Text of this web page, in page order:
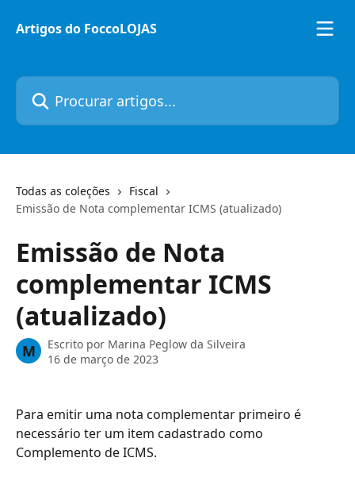
Artigos do FoccoLOJAS
Procurar artigos...
Todas as coleções
Fiscal
Emissão de Nota complementar ICMS (atualizado)
Emissão de Nota
complementar ICMS
(atualizado)
M Escrito por Marina Peglow da Silveira
16 de março de 2023
Para emitir uma nota complementar primeiro é
necessário ter um item cadastrado como
Complemento de ICMS.